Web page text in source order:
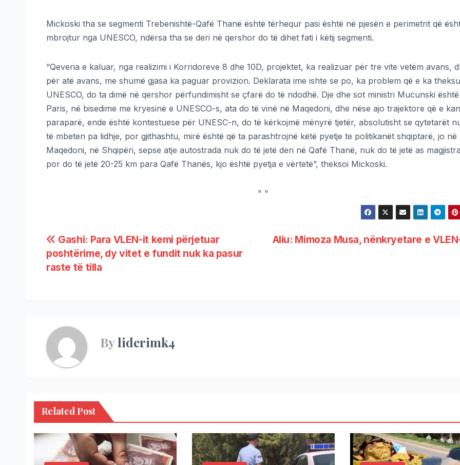
Mickoski tha se segmenti Trebenishtë-Qafë Thanë është tërhequr pasi është në pjesën e perimetrit që
mbrojtur nga UNESCO, ndërsa tha se deri në qershor do të dihet fati i këtij segmenti.
“Qeveria e kaluar, nga realizimi i Korridoreve 8 dhe 10D, projektet, ka realizuar për tre vite vetëm avans,
për atë avans, me shumë gjasa ka paguar provizion. Deklarata ime ishte se po, ka problem që e ka
UNESCO, do ta dimë në qershor përfundimisht se çfarë do të ndodhë. Dje dhe sot ministri Mucunski
Paris, në bisedime me kryesinë e UNESCO-s, ata do të vinë në Maqedoni, dhe nëse ajo trajektore që e
paraparë, ende është kontestuese për UNESC-n, do të kërkojmë mënyrë tjetër, absolutisht se qytetarët
të mbeten pa lidhje, por gjithashtu, mirë është që ta parashtrojnë këtë pyetje te politikanët shqiptarë, jo në
Maqedoni, në Shqipëri, sepse atje autostrada nuk do të jetë deri në Qafë Thanë, nuk do të jetë as
por do të jetë 20-25 km para Qafë Thanës, kjo është pyetja e vërtetë”, theksoi Mickoski.
" "
Aliu: Mimoza Musa, nënkryetare e
Gashi: Para VLEN-it kemi përjetuar
poshtërime, dy vitet e fundit nuk ka pasur
raste të tilla
Byliderimk4
Related Post